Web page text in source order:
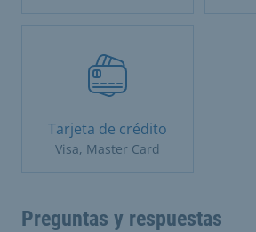
Tarjeta de crédito
Visa, Master Card
Preguntas y respuestas